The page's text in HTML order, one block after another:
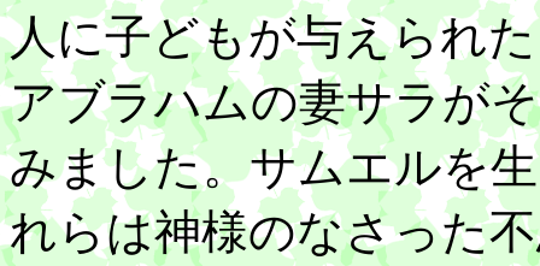
人に子どもが与えられ
アブラハムの妻サラが
みました。サムエルを
れらは神様のなさった